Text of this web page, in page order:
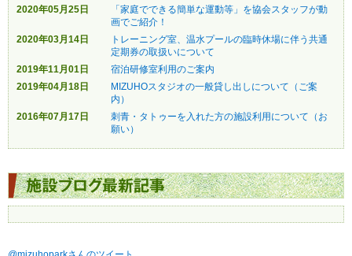
2020年05月25日
「家庭でできる簡単な運動等」を協会スタッフが動
画でご紹介！
2020年03月14日
トレーニング室、温水プールの臨時休場に伴う共通
定期券の取扱いについて
2019年11月01日
宿泊研修室利用のご案内
2019年04月18日
MIZUHOスタジオの一般貸し出しについて（ご案
内）
2016年07月17日
刺青・タトゥーを入れた方の施設利用について（お
願い）